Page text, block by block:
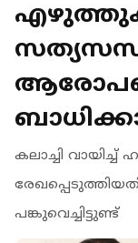
കലാച്ചി വായിച്ച്
പങ്കുവെച്ചിട്ടുണ്ട്